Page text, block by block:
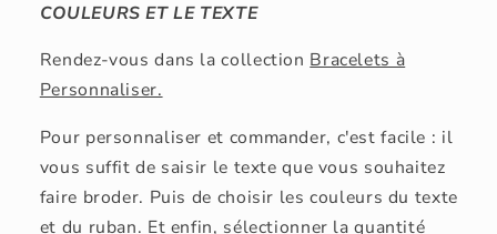
COULEURS ET LE TEXTE
Rendez-vous dans la collection Bracelets à
Personnaliser.
Pour personnaliser et commander, c'est facile : il
vous suffit de saisir le texte que vous souhaitez
faire broder. Puis de choisir les couleurs du texte
et du ruban. Et enfin, sélectionner la quantité